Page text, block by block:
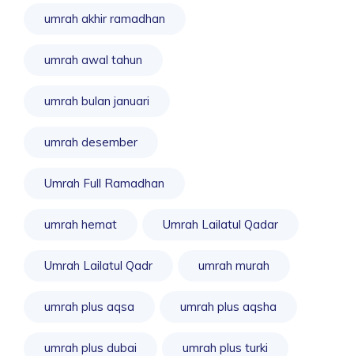
umrah akhir ramadhan
umrah awal tahun
umrah bulan januari
umrah desember
Umrah Full Ramadhan
umrah hemat Umrah Lailatul Qadar
Umrah Lailatul Qadr umrah murah
umrah plus aqsa umrah plus aqsha
umrah plus dubai umrah plus turki